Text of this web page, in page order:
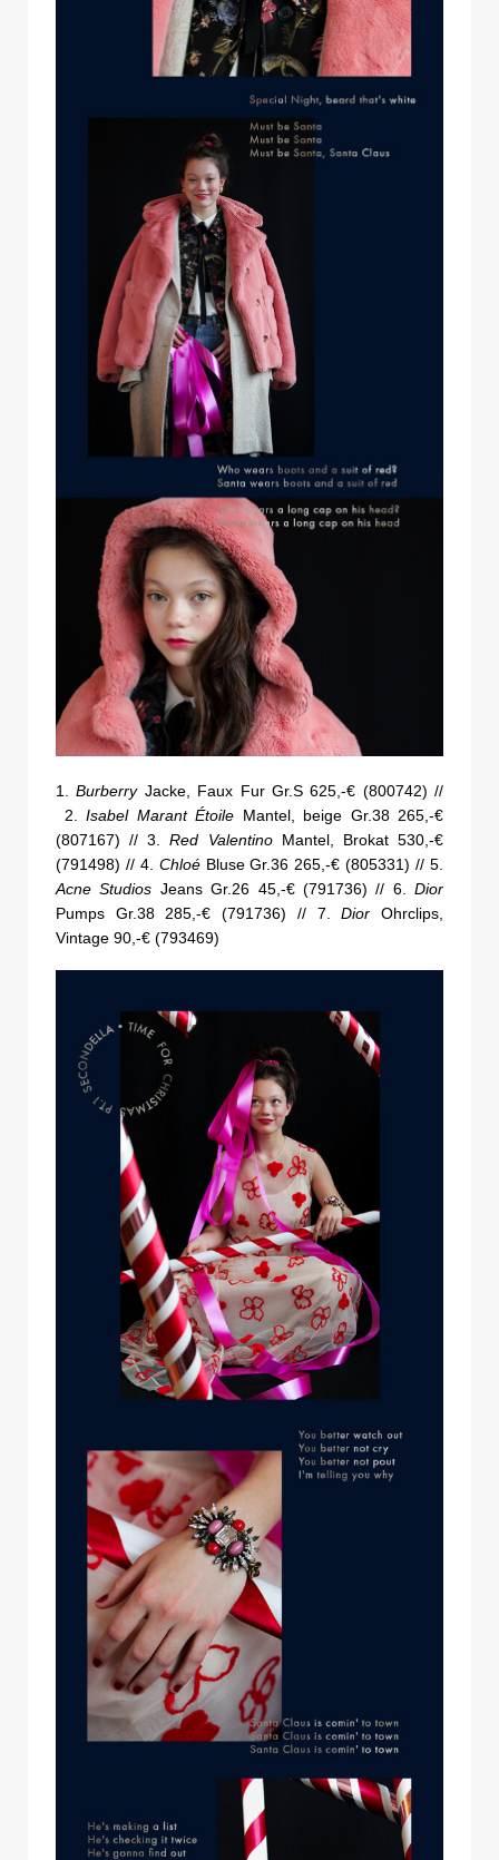
1.BurberryJacke, Faux Fur Gr.S 625,-€ (800742) //
2. Isabel Marant Étoile Mantel, beige Gr.38 265,-€
(807167) // 3.Red ValentinoMantel, Brokat 530,-€
(791498) // 4. ChloéBluse Gr.36 265,-€ (805331) // 5.
Acne Studios Jeans Gr.26 45,-€ (791736) // 6. Dior
Pumps Gr.38 285,-€ (791736) // 7.Dior Ohrclips,
Vintage 90,-€ (793469)